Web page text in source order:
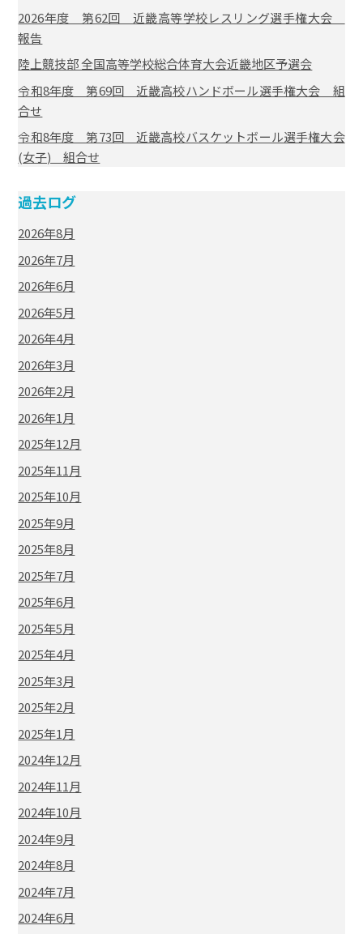
2026年度 第62回 近畿高等学校レスリング選手権大会
報告
陸上競技部 全国高等学校総合体育大会近畿地区予選会
令和8年度 第69回 近畿高校ハンドボール選手権大会 組
合せ
令和8年度 第73回 近畿高校バスケットボール選手権大会
(女子) 組合せ
過去ログ
2026年8月
2026年7月
2026年6月
2026年5月
2026年4月
2026年3月
2026年2月
2026年1月
2025年12月
2025年11月
2025年10月
2025年9月
2025年8月
2025年7月
2025年6月
2025年5月
2025年4月
2025年3月
2025年2月
2025年1月
2024年12月
2024年11月
2024年10月
2024年9月
2024年8月
2024年7月
2024年6月